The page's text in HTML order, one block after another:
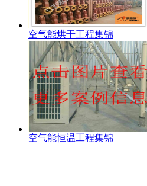
空气能烘干工程集锦
空气能恒温工程集锦